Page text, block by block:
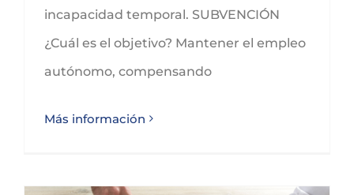
incapacidad temporal. SUBVENCIÓN
¿Cuál es el objetivo? Mantener el empleo
autónomo, compensando
Más información